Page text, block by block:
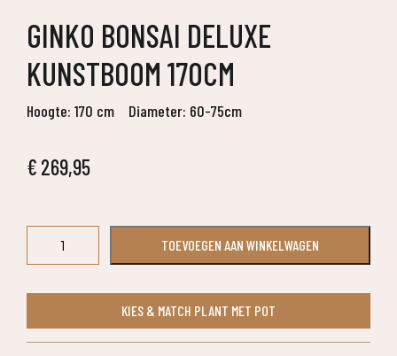
GINKO BONSAI DELUXE
KUNSTBOOM 170CM
Hoogte: 170 cm Diameter: 60-75cm
€ 269,95
Bonsai
kunstboom
aantal
TOEVOEGEN AAN WINKELWAGEN
KIES & MATCH PLANT MET POT